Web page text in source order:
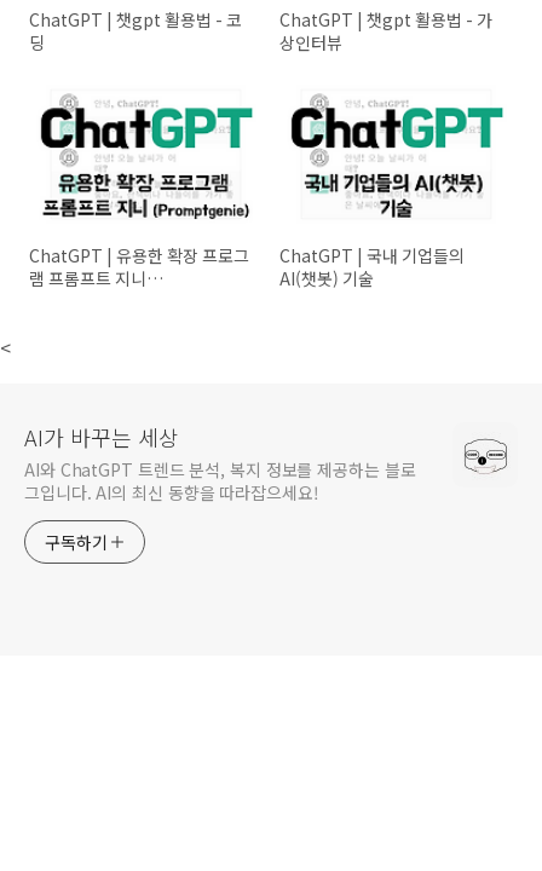
ChatGPT | 챗gpt 활용법 - 코
딩
ChatGPT | 챗gpt 활용법 - 가
상인터뷰
ChatGPT | 유용한 확장 프로그
램 프롬프트 지니
ChatGPT | 국내 기업들의
AI(챗봇) 기술
<
AI가 바꾸는 세상
AI와 ChatGPT 트렌드 분석, 복지 정보를 제공하는 블로
그입니다. AI의 최신 동향을 따라잡으세요!
구독하기